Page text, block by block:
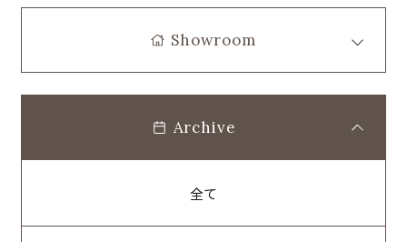
Showroom
Archive
全て